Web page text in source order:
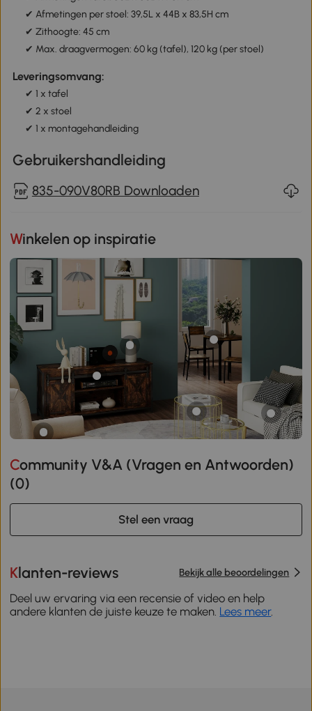
✔ Afmetingen per stoel: 39,5L x 44B x 83,5H cm
✔ Zithoogte: 45 cm
✔ Max. draagvermogen: 60 kg (tafel), 120 kg (per stoel)
Leveringsomvang:
✔ 1 x tafel
✔ 2 x stoel
✔ 1 x montagehandleiding
Gebruikershandleiding
835-090V80RB Downloaden
Winkelen op inspiratie
Community V&A (Vragen en Antwoorden)
(0)
Stel een vraag
Klanten-reviews Bekijk alle beoordelingen
Deel uw ervaring via een recensie of video en help
andere klanten de juiste keuze te maken. Lees meer.